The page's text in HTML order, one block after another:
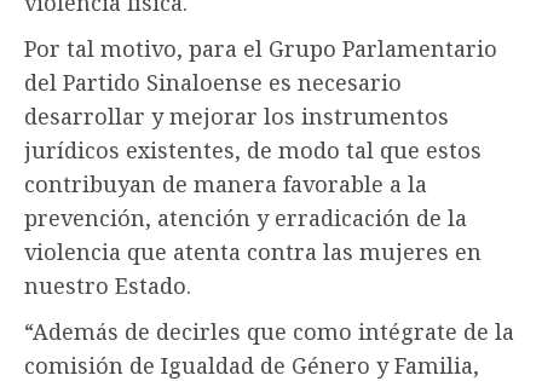
Por tal motivo, para el Grupo Parlamentario
del Partido Sinaloense es necesario
desarrollar y mejorar los instrumentos
jurídicos existentes, de modo tal que estos
contribuyan de manera favorable a la
prevención, atención y erradicación de la
violencia que atenta contra las mujeres en
nuestro Estado.
“Además de decirles que como intégrate de la
comisión de Igualdad de Género y Familia,